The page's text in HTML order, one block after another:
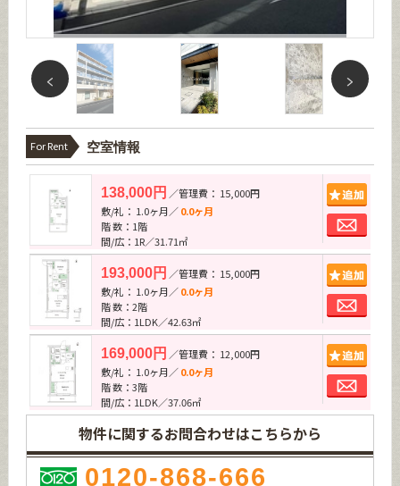
For Rent 空室情報
138,000円 ／管理費： 15,000円
敷/礼： 1.0ヶ月／0.0ヶ月
階 数：1階
間/広：1R／31.71㎡
193,000円 ／管理費： 15,000円
敷/礼： 1.0ヶ月／0.0ヶ月
階 数：2階
間/広：1LDK／42.63㎡
169,000円 ／管理費： 12,000円
敷/礼： 1.0ヶ月／0.0ヶ月
階 数：3階
間/広：1LDK／37.06㎡
物件に関するお問合わせはこちらから
0120-868-666